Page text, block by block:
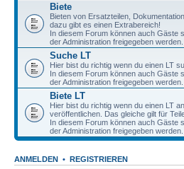
Biete
Bieten von Ersatzteilen,
dazu gibt es einen Extrabereich!
In diesem Forum können auch Gäste
der Administration freigegeben
Suche LT
Hier bist du richtig wenn du einen LT
In diesem Forum können auch Gäste
der Administration freigegeben
Biete LT
Hier bist du richtig wenn du einen LT
veröffentlichen. Das gleiche gilt für
In diesem Forum können auch Gäste
der Administration freigegeben
ANMELDEN • REGISTRIEREN